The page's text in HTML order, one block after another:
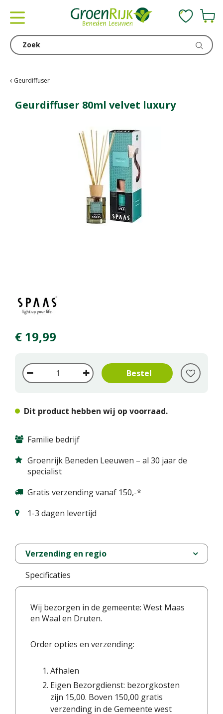
Geurdiffuser
Geurdiffuser 80ml velvet luxury
€ 19,99
Dit product hebben wij op voorraad.
Familie bedrijf
Groenrijk Beneden Leeuwen – al 30 jaar de
specialist
Gratis verzending vanaf 150,-*
1-3 dagen levertijd
Verzending en regio
Specificaties
Wij bezorgen in de gemeente: West Maas
en Waal en Druten.
Order opties en verzending:
Afhalen
Eigen Bezorgdienst: bezorgkosten
zijn 15,00. Boven 150,00 gratis
verzending in de Gemeente west